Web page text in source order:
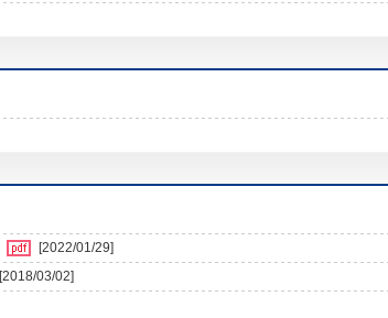
[2022/01/29]
[2018/03/02]